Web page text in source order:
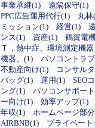
事業承継(1)
遠隔保守(1)
PPC広告運用代行(1)
丸林
ミッション(1)
経営(1)
ンス(1)
資産(1)
鶴賀電
Ｔ，熱中症、環境測定機
機器、(1)
パソコントラ
不動産向け(1)
コンサル
バッグ(1)
運用(1)
SEO
ング(1)
パソコンサポー
ー向け(1)
効率アップ(1)
年収(1)
ホームページ部
AIRBNB(1)
プライベート